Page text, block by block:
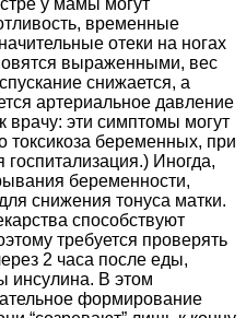
у мамы могут
временные
отеки на ногах
выраженными, вес
снижается, а
артериальное давление
врачу: эти симптомы могут
токсикоза беременных, при
Иногда,
беременности,
снижения тонуса матки.
способствуют
требуется проверять
2 часа после еды,
инсулина. В этом
формирование